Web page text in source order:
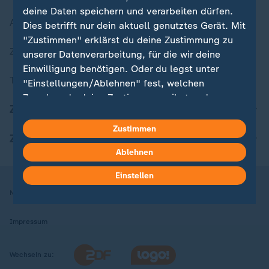
Aktuelle Sendungs-Videos
ZDFheute Stories
Themen im Überblick
ZDFheute Apps
Nutzungsbedingungen
Impressum
Wechseln zu:
deine Daten speichern und verarbeiten dürfen.
Dies betrifft nur dein aktuell genutztes Gerät. Mit
"Zustimmen" erklärst du deine Zustimmung zu
unserer Datenverarbeitung, für die wir deine
Einwilligung benötigen. Oder du legst unter
"Einstellungen/Ablehnen" fest, welchen
Zwecken du deine Zustimmung gibst und
kannst du jederzeit mit Wirkung für die Zukunft
in deinen Einstellungen widerrufen oder ändern.
Hier findest du das Impressum.
Weitere Informationen findest du in unserer
Zustimmen
Ablehnen
Einstellen